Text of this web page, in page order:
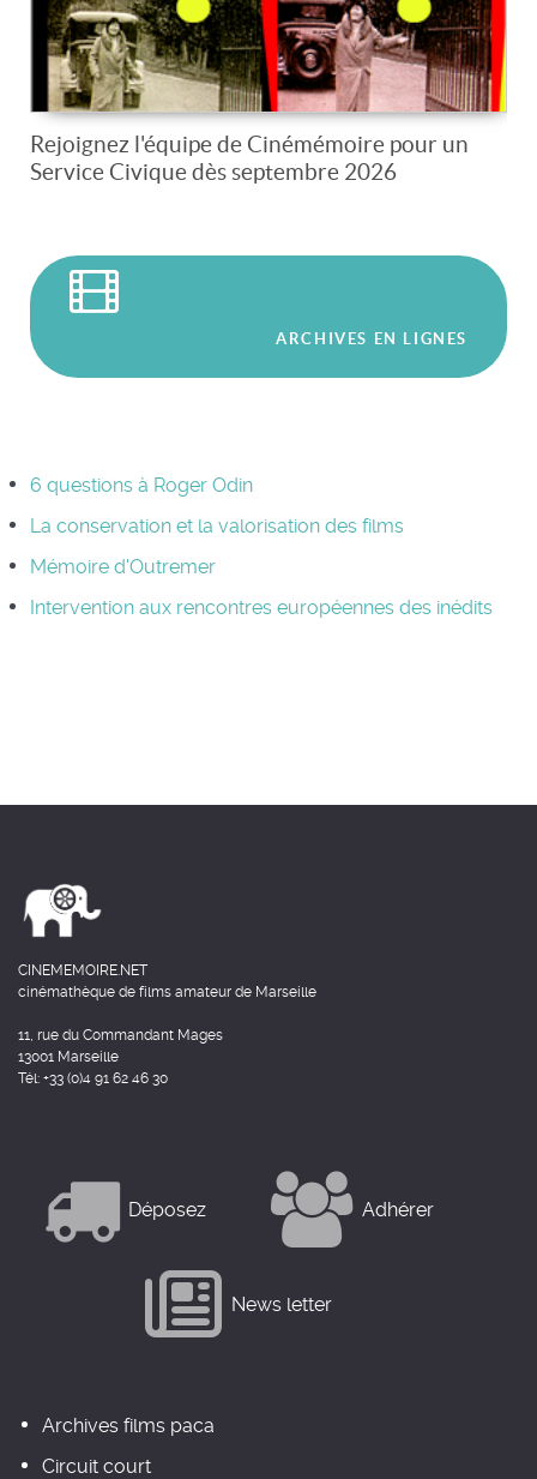
Rejoignez l'équipe de Cinémémoire pour un
Service Civique dès septembre 2026
ARCHIVES EN LIGNES
6 questions à Roger Odin
La conservation et la valorisation des films
Mémoire d'Outremer
Intervention aux rencontres européennes des inédits
CINEMEMOIRE.NET
cinémathèque de films amateur de Marseille
11, rue du Commandant Mages
13001 Marseille
Tél: +33 (0)4 91 62 46 30
Déposez Adhérer
News letter
Archives films paca
Circuit court